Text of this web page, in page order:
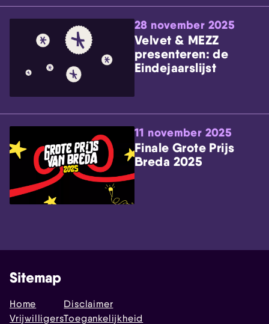
28 november 2025
Velvet & MEZZ
presenteren: de
Eindejaarslijst
11 november 2025
Finale Grote Prijs
Breda 2025
Sitemap
Home
Vrijwilligers
Disclaimer
Toegankelijkheid